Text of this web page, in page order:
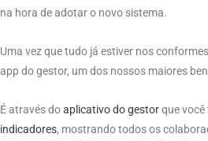
na hora de adotar o novo sistema.
Uma vez que tudo já estiver nos
app do gestor, um dos nossos maiores
É através doaplicativo do gestorque você
indicadores, mostrando todos os